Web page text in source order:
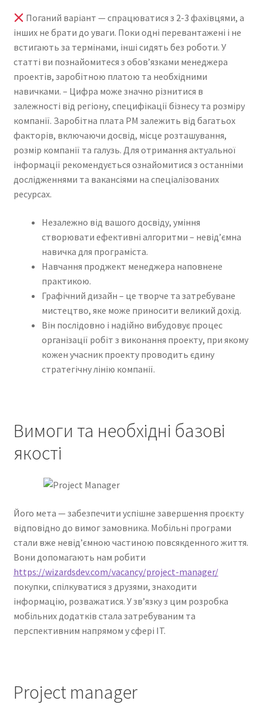
Поганий варіант — спрацюватися з 2-3 фахівцями, а
інших не брати до уваги. Поки одні перевантажені і не
встигають за термінами, інші сидять без роботи. У
статті ви познайомитеся з обов’язками менеджера
проектів, заробітною платою та необхідними
навичками. – Цифра може значно різнитися в
залежності від регіону, специфікації бізнесу та розміру
компанії. Заробітна плата PM залежить від багатьох
факторів, включаючи досвід, місце розташування,
розмір компанії та галузь. Для отримання актуальної
інформації рекомендується ознайомитися з останніми
дослідженнями та вакансіями на спеціалізованих
ресурсах.
Незалежно від вашого досвіду, уміння
створювати ефективні алгоритми – невід’ємна
навичка для програміста.
Навчання проджект менеджера наповнене
практикою.
Графічний дизайн – це творче та затребуване
мистецтво, яке може приносити великий дохід.
Він послідовно і надійно вибудовує процес
організації робіт з виконання проекту, при якому
кожен учасник проекту проводить єдину
стратегічну лінію компанії.
Вимоги та необхідні базові
якості
Його мета — забезпечити успішне завершення проєкту
відповідно до вимог замовника. Мобільні програми
стали вже невід’ємною частиною повсякденного життя.
Вони допомагають нам робити
https://wizardsdev.com/vacancy/project-manager/
покупки, спілкуватися з друзями, знаходити
інформацію, розважатися. У зв’язку з цим розробка
мобільних додатків стала затребуваним та
перспективним напрямом у сфері IT.
Project manager